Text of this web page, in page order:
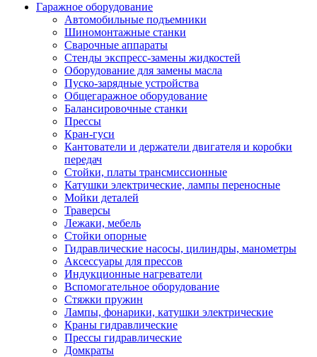
Гаражное оборудование
Автомобильные подъемники
Шиномонтажные станки
Сварочные аппараты
Стенды экспресс-замены жидкостей
Оборудование для замены масла
Пуско-зарядные устройства
Общегаражное оборудование
Балансировочные станки
Прессы
Кран-гуси
Кантователи и держатели двигателя и коробки
передач
Стойки, платы трансмиссионные
Катушки электрические, лампы переносные
Мойки деталей
Траверсы
Лежаки, мебель
Стойки опорные
Гидравлические насосы, цилиндры, манометры
Аксессуары для прессов
Индукционные нагреватели
Вспомогательное оборудование
Стяжки пружин
Лампы, фонарики, катушки электрические
Краны гидравлические
Прессы гидравлические
Домкраты